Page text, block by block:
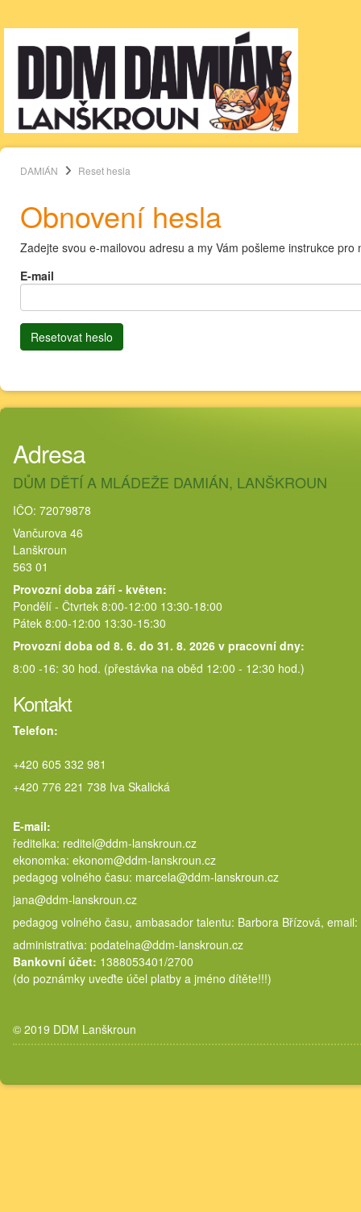
DAMIÁN Reset hesla
Obnovení hesla
Zadejte svou e-mailovou adresu a my Vám pošleme instrukce pro
E-mail
Resetovat heslo
Adresa
DŮM DĚTÍ A MLÁDEŽE DAMIÁN, LANŠKROUN
IČO: 72079878
Vančurova 46
Lanškroun
563 01
Provozní doba září - květen:
Pondělí - Čtvrtek 8:00-12:00 13:30-18:00
Pátek 8:00-12:00 13:30-15:30
Provozní doba od 8. 6. do 31. 8. 2026 v pracovní dny:
8:00 -16: 30 hod. (přestávka na oběd 12:00 - 12:30 hod.)
Kontakt
Telefon:
+420 605 332 981
+420 776 221 738 Iva Skalická
E-mail:
ředitelka: reditel@ddm-lanskroun.cz
ekonomka: ekonom@ddm-lanskroun.cz
pedagog volného času:
jana@ddm-lanskroun.cz
pedagog volného času, ambasador talentu: Barbora Břízová,
administrativa: podatelna@ddm-lanskroun.cz
Bankovní účet: 1388053401/2700
(do poznámky uveďte účel platby a jméno dítěte!!!)
© 2019 DDM Lanškroun